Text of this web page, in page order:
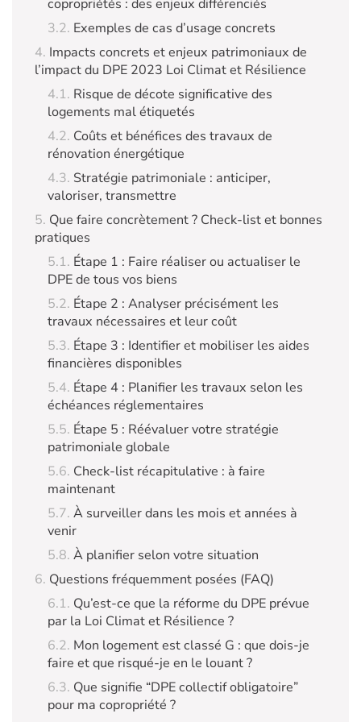
copropriétés : des enjeux différenciés
Exemples de cas d’usage concrets
Impacts concrets et enjeux patrimoniaux de
l’impact du DPE 2023 Loi Climat et Résilience
Risque de décote significative des
logements mal étiquetés
Coûts et bénéfices des travaux de
rénovation énergétique
Stratégie patrimoniale : anticiper,
valoriser, transmettre
Que faire concrètement ? Check-list et bonnes
pratiques
Étape 1 : Faire réaliser ou actualiser le
DPE de tous vos biens
Étape 2 : Analyser précisément les
travaux nécessaires et leur coût
Étape 3 : Identifier et mobiliser les aides
financières disponibles
Étape 4 : Planifier les travaux selon les
échéances réglementaires
Étape 5 : Réévaluer votre stratégie
patrimoniale globale
Check-list récapitulative : à faire
maintenant
À surveiller dans les mois et années à
venir
À planifier selon votre situation
Questions fréquemment posées (FAQ)
Qu’est-ce que la réforme du DPE prévue
par la Loi Climat et Résilience ?
Mon logement est classé G : que dois-je
faire et que risqué-je en le louant ?
Que signifie “DPE collectif obligatoire”
pour ma copropriété ?